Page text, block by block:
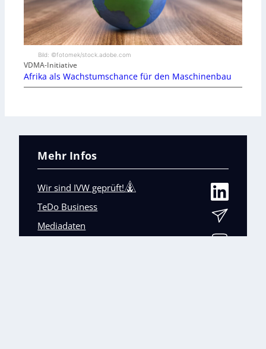
Bild: ©fotomek/stock.adobe.com
VDMA-Initiative
Afrika als Wachstumschance für den Maschinenbau
Mehr Infos
Wir sind IVW geprüft!
TeDo Business
Mediadaten